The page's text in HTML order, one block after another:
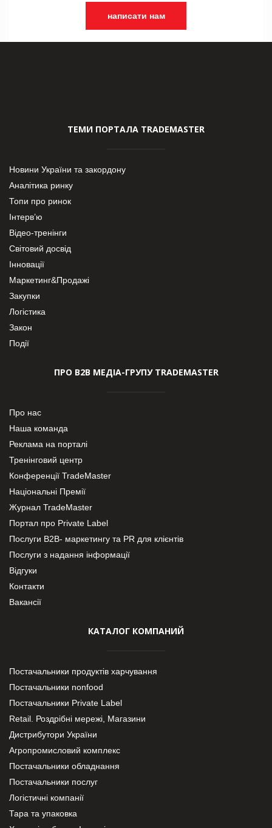
написати нам
ТЕМИ ПОРТАЛА TRADEMASTER
Новини України та закордону
Аналітика ринку
Топи про ринок
Інтерв’ю
Відео-тренінги
Світовий досвід
Інновації
Маркетинг&Продажі
Закупки
Логістика
Закон
Події
ПРО В2В МЕДІА-ГРУПУ TRADEMASTER
Про нас
Наша команда
Реклама на порталі
Тренінговий центр
Конференції TradeMaster
Національні Премії
Журнал TradeMaster
Портал про Private Label
Послуги В2В- маркетингу та PR для клієнтів
Послуги з надання інформації
Відгуки
Контакти
Вакансії
КАТАЛОГ КОМПАНИЙ
Постачальники продуктів харчування
Постачальники nonfood
Постачальники Private Label
Retail. Роздрібні мережі, Магазини
Дистрибутори України
Агропромисловий комплекс
Постачальники обладнання
Постачальники послуг
Логістичні компанії
Тара та упаковка